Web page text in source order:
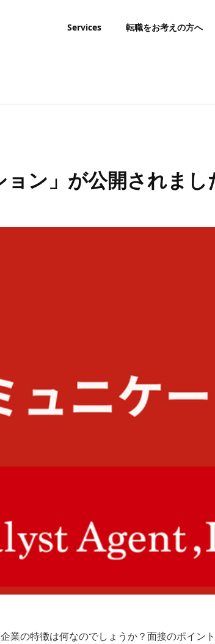
Services 転職をお考えの方へ
ン」が公開されまし
業の特徴は何なのでしょうか？面接のポイン